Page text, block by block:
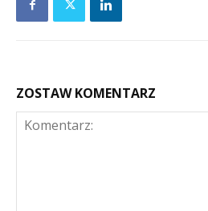
ZOSTAW KOMENTARZ